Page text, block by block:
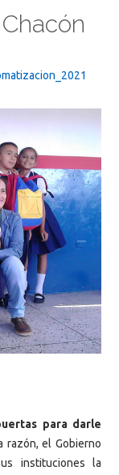
para darle
razón, el Gobierno
instituciones la